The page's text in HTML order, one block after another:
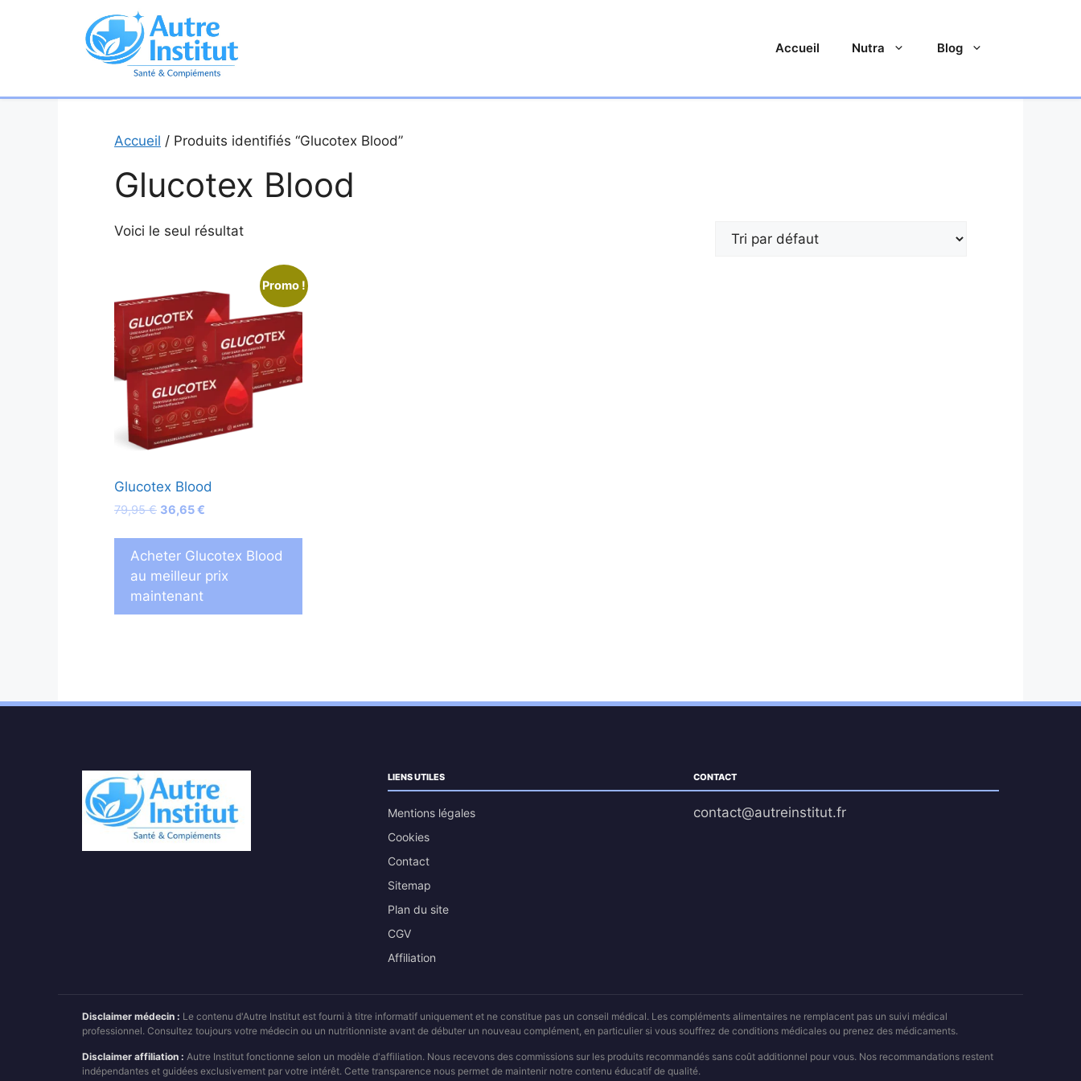
Accueil Nutra Blog
Accueil / Produits identifiés “Glucotex Blood”
Glucotex Blood
Voici le seul résultat
Promo !
Glucotex Blood
79,95€ Le
initial
était :
79,95 €.
36,65€
actuel
est :
36,65 €.
Acheter Glucotex Blood
au meilleur prix
maintenant
LIENS UTILES
Mentions légales
Cookies
Contact
Sitemap
Plan du site
CGV
Affiliation
CONTACT
contact@autreinstitut.fr
Disclaimer médecin : Le contenu d'Autre Institut est fourni à titre informatif uniquement et ne constitue pas un conseil médical. Les compléments alimentaires ne remplacent pas un suivi médical
professionnel. Consultez toujours votre médecin ou un nutritionniste avant de débuter un nouveau complément, en particulier si vous souffrez de conditions médicales ou prenez des médicaments.
Disclaimer affiliation : Autre Institut fonctionne selon un modèle d'affiliation. Nous recevons des commissions sur les produits recommandés sans coût additionnel pour vous. Nos recommandations restent
indépendantes et guidées exclusivement par votre intérêt. Cette transparence nous permet de maintenir notre contenu éducatif de qualité.